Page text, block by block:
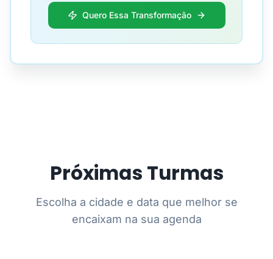
Quero Essa Transformação
Próximas Turmas
Escolha a cidade e data que melhor se
encaixam na sua agenda